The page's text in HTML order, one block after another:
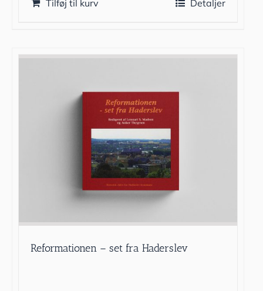
Tilføj til kurv Detaljer
Reformationen – set fra Haderslev